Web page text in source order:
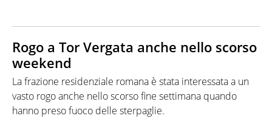
Rogo a Tor Vergata anche nello scorso
weekend
La frazione residenziale romana è stata interessata a un
vasto rogo anche nello scorso fine settimana quando
hanno preso fuoco delle sterpaglie.